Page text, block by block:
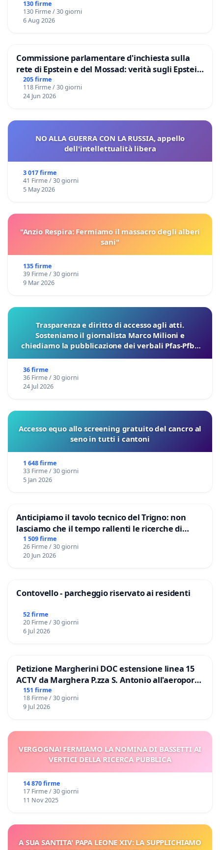
130 firme
130 Firme / 30 giorni
6 Aug 2026
Commissione parlamentare d'inchiesta sulla
rete di Epstein e del Mossad: verità sugli Epstein
Files
205 firme
118 Firme / 30 giorni
24 Jun 2026
NO ALLA GUERRA CON LA RUSSIA, appello
dell'intellettualità libera
3 017 firme
41 Firme / 30 giorni
5 May 2026
"Anzio Respira: Fermiamo il massacro degli alberi
sani"
135 firme
39 Firme / 30 giorni
9 Mar 2026
Trasparenza e diritto di accesso agli atti.
Sosteniamo il giornalista Marco Milioni e
chiediamo la pubblicazione dei verbali Pfas-Pfba
36 firme
36 Firme / 30 giorni
24 Jul 2026
Accesso equo allo screening gratuito del cancro al
seno in tutti i cantoni
1 648 firme
33 Firme / 30 giorni
5 Jan 2026
Anticipiamo il tavolo tecnico del Trigno: non
lasciamo che il tempo rallenti le ricerche di
Domenico Racanati
1 509 firme
26 Firme / 30 giorni
20 Jun 2026
Contovello - parcheggio riservato ai residenti
52 firme
20 Firme / 30 giorni
6 Jul 2026
Petizione Margherini DOC estensione linea 15
ACTV da Marghera P.zza S. Antonio all'aeroporto
Marco Polo tariffa a € 1,50
151 firme
18 Firme / 30 giorni
9 Jul 2026
VERGOGNA! FERMIAMO LA NOMINA DI BASSETTI AI
VERTICI DELLA RICERCA PUBBLICA
14 870 firme
17 Firme / 30 giorni
11 Nov 2025
A SUA SANTITA' PAPA LEONE XIV: LA SUPPLICHIAMO